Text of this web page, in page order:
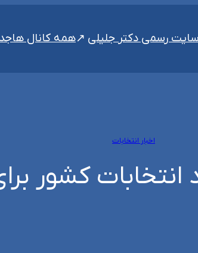
رسمی دکتر جلیلی همه کانال ها
اخبار انتخابات
کشور برای